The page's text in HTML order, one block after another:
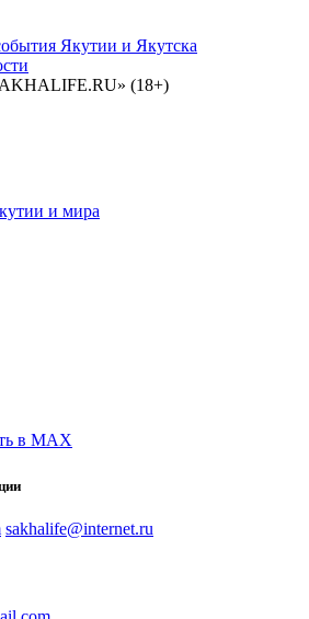
(18+)
и мира
в MAX
sakhalife@internet.ru